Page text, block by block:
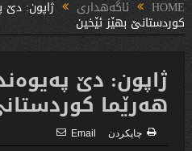
HOME ئاگەهداری ژاپون: دێ
كوردستانێ بهێز ئێخین
ژاپون: دێ
هه‌رێما
چاپكردن Email